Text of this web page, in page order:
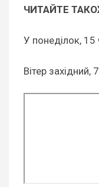
ЧИТАЙТЕ
У понеділок, 15
Вітер